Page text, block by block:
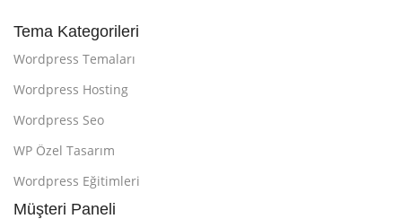
Tema Kategorileri
Wordpress Temaları
Wordpress Hosting
Wordpress Seo
WP Özel Tasarım
Wordpress Eğitimleri
Müşteri Paneli